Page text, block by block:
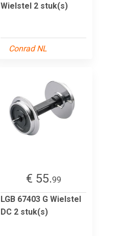
Wielstel 2 stuk(s)
Conrad NL
€ 55.99
LGB 67403 G Wielstel
DC 2 stuk(s)